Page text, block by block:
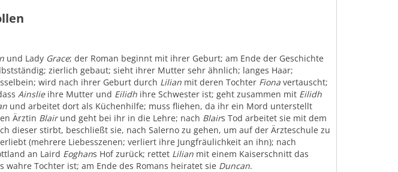
und Lady Grace; der Roman beginnt mit ihrer Geburt; am Ende der Geschichte
zierlich gebaut; sieht ihrer Mutter sehr ähnlich; langes Haar;
wird nach ihrer Geburt durch Lilianmit deren Tochter Fionavertauscht;
Ainslieihre Mutter und Eilidhihre Schwester ist; geht zusammen mit Eilidh
und arbeitet dort als Küchenhilfe; muss fliehen, da ihr ein Mord unterstellt
Ärztin Blairund geht bei ihr in die Lehre; nach Blairs Tod arbeitet sie mit dem
dieser stirbt, beschließt sie, nach Salerno zu gehen, um auf der Ärzteschule zu
(mehrere Liebesszenen; verliert ihre Jungfräulichkeit an ihn); nach
an Laird Eoghans Hof zurück; rettet Lilianmit einem Kaiserschnitt das
s wahre Tochter ist; am Ende des Romans heiratet sie Duncan.